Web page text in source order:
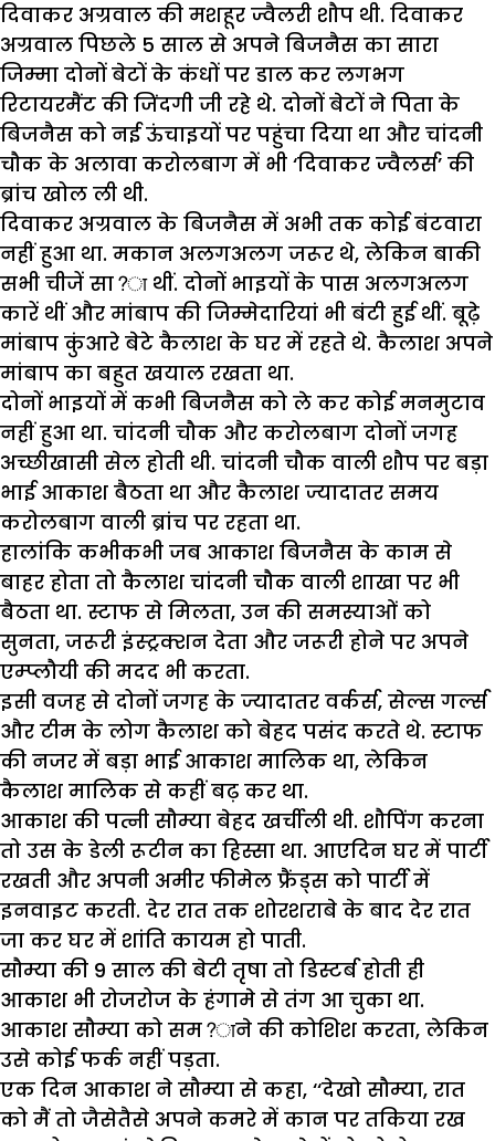
दिवाकर अग्रवाल की मशहूर ज्वैलरी शौप थी. दिवाकर
अग्रवाल पिछले 5 साल से अपने बिजनैस का सारा
जिम्मा दोनों बेटों के कंधों पर डाल कर लगभग
रिटायरमैंट की जिंदगी जी रहे थे. दोनों बेटों ने पिता के
बिजनैस को नई ऊंचाइयों पर पहुंचा दिया था और चांदनी
चौक के अलावा करोलबाग में भी ‘दिवाकर ज्वैलर्स’ की
ब्रांच खोल ली थी.
दिवाकर अग्रवाल के बिजनैस में अभी तक कोई बंटवारा
नहीं हुआ था. मकान अलगअलग जरूर थे, लेकिन बाकी
सभी चीजें सा?ा थीं. दोनों भाइयों के पास अलगअलग
कारें थीं और मांबाप की जिम्मेदारियां भी बंटी हुई थीं. बूढ़े
मांबाप कुंआरे बेटे कैलाश के घर में रहते थे. कैलाश अपने
मांबाप का बहुत खयाल रखता था.
दोनों भाइयों में कभी बिजनैस को ले कर कोई मनमुटाव
नहीं हुआ था. चांदनी चौक और करोलबाग दोनों जगह
अच्छीखासी सेल होती थी. चांदनी चौक वाली शौप पर बड़ा
भाई आकाश बैठता था और कैलाश ज्यादातर समय
करोलबाग वाली ब्रांच पर रहता था.
हालांकि कभीकभी जब आकाश बिजनैस के काम से
बाहर होता तो कैलाश चांदनी चौक वाली शाखा पर भी
बैठता था. स्टाफ से मिलता, उन की समस्याओं को
सुनता, जरूरी इंस्ट्रक्शन देता और जरूरी होने पर अपने
एम्प्लौयी की मदद भी करता.
इसी वजह से दोनों जगह के ज्यादातर वर्कर्स, सेल्स गर्ल्स
और टीम के लोग कैलाश को बेहद पसंद करते थे. स्टाफ
की नजर में बड़ा भाई आकाश मालिक था, लेकिन
कैलाश मालिक से कहीं बढ़ कर था.
आकाश की पत्नी सौम्या बेहद खर्चीली थी. शौपिंग करना
तो उस के डेली रूटीन का हिस्सा था. आएदिन घर में पार्टी
रखती और अपनी अमीर फीमेल फ्रैंड्स को पार्टी में
इनवाइट करती. देर रात तक शोरशराबे के बाद देर रात
जा कर घर में शांति कायम हो पाती.
सौम्या की 9 साल की बेटी तृषा तो डिस्टर्ब होती ही
आकाश भी रोजरोज के हंगामे से तंग आ चुका था.
आकाश सौम्या को सम?ाने की कोशिश करता, लेकिन
उसे कोई फर्क नहीं पड़ता.
एक दिन आकाश ने सौम्या से कहा, ‘‘देखो सौम्या, रात
को मैं तो जैसेतैसे अपने कमरे में कान पर तकिया रख